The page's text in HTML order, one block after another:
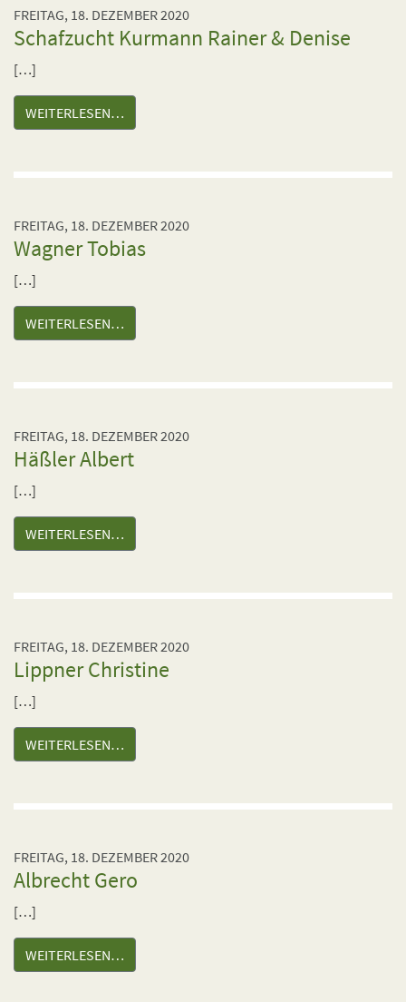
FREITAG, 18. DEZEMBER 2020
Schafzucht Kurmann Rainer & Denise
[…]
WEITERLESEN…
FREITAG, 18. DEZEMBER 2020
Wagner Tobias
[…]
WEITERLESEN…
FREITAG, 18. DEZEMBER 2020
Häßler Albert
[…]
WEITERLESEN…
FREITAG, 18. DEZEMBER 2020
Lippner Christine
[…]
WEITERLESEN…
FREITAG, 18. DEZEMBER 2020
Albrecht Gero
[…]
WEITERLESEN…